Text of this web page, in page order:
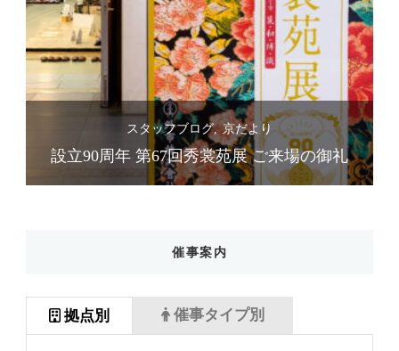
スタッフブログ 京だより
設立90周年 第67回秀裳苑展 ご来場の御礼
催事案内
拠点別 催事タイプ別